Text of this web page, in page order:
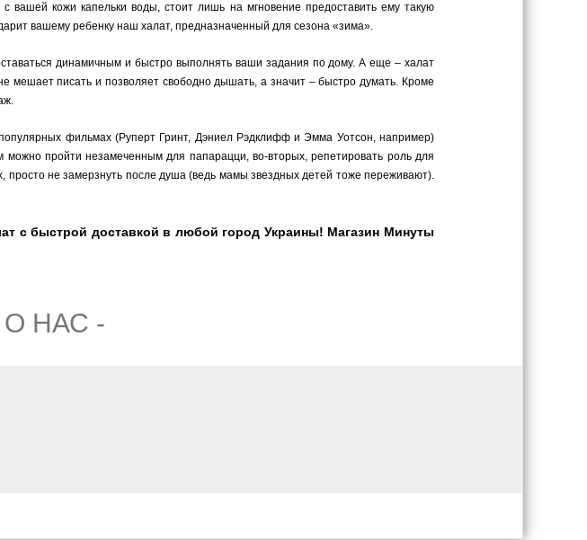
вашей кожи капельки воды, стоит лишь на мгновение предоставить ему такую
вашему ребенку наш халат, предназначенный для сезона «зима».
динамичным и быстро выполнять ваши задания по дому. А еще – халат
писать и позволяет свободно дышать, а значит – быстро думать. Кроме
фильмах (Руперт Гринт, Дэниел Рэдклифф и Эмма Уотсон, например)
пройти незамеченным для папарацци, во-вторых, репетировать роль для
просто не замерзнуть после душа (ведь мамы звездных детей тоже переживают).
с быстрой доставкой в любой город Украины! Магазин Минуты
НАС -